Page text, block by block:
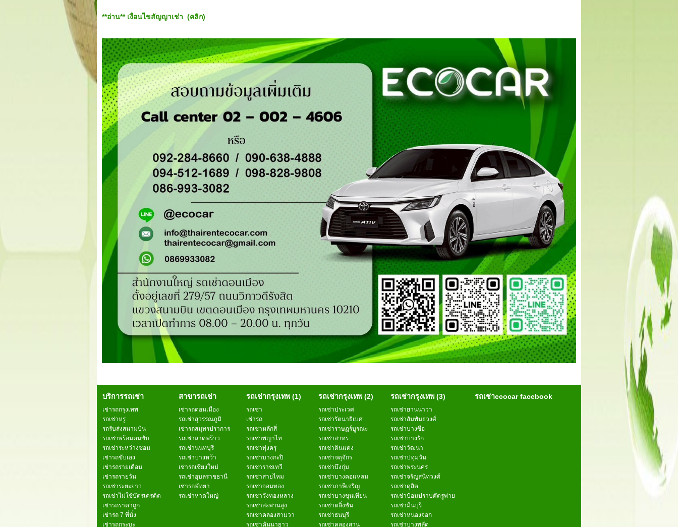
**อ่าน** เงื่อนไขสัญญาเช่า (คลิก)
บริการรถเช่า
เช่ารถกรุงเทพ
รถเช่าหรู
รถรับส่งสนามบิน
รถเช่าพร้อมคนขับ
รถเช่าระหว่างซ่อม
เช่ารถขับเอง
เช่ารถรายเดือน
เช่ารถรายวัน
รถเช่าระยะยาว
รถเช่าไม่ใช้บัตรเครดิต
เช่ารถราคาถูก
เช่ารถ 7 ที่นั่ง
เช่ารถกระบะ
สาขารถเช่า
เช่ารถดอนเมือง
รถเช่าสุวรรณภูมิ
เช่ารถสมุทรปราการ
รถเช่าลาดพร้าว
รถเช่านนทบุรี
รถเช่าบางหว้า
เช่ารถเชียงใหม่
รถเช่าอุบลราชธานี
เช่ารถพัทยา
รถเช่าหาดใหญ่
รถเช่ากรุงเทพ (1)
รถเช่า
เช่ารถ
รถเช่าหลักสี่
รถเช่าพญาไท
รถเช่าทุ่งครุ
รถเช่าบางกะปิ
รถเช่าราชเทวี
รถเช่าสายไหม
รถเช่าจอมทอง
รถเช่าวังทองหลาง
รถเช่าสะพานสูง
รถเช่าคลองสามวา
รถเช่าคันนายาว
รถเช่ากรุงเทพ (2)
รถเช่าประเวศ
รถเช่ารัตนาธิเบศ
รถเช่าราษฏร์บูรณะ
รถเช่าสาทร
รถเช่าดินแดง
รถเช่าจตุจักร
รถเช่าบึงกุ่ม
รถเช่าบางคอแหลม
รถเช่าภาษีเจริญ
รถเช่าบางขุนเทียน
รถเช่าตลิ่งชัน
รถเช่าธนบุรี
รถเช่าคลองสาน
รถเช่ากรุงเทพ (3)
รถเช่ายานนาวา
รถเช่าสัมพันธวงศ์
รถเช่าบางซื่อ
รถเช่าบางรัก
รถเช่าวัฒนา
รถเช่าปทุมวัน
รถเช่าพระนคร
รถเช่าจรัญสนิทวงศ์
รถเช่าดุสิต
รถเช่าป้อมปราบศัตรูพ่าย
รถเช่ามีนบุรี
รถเช่าหนองจอก
รถเช่าบางพลัด
รถเช่าecocar facebook